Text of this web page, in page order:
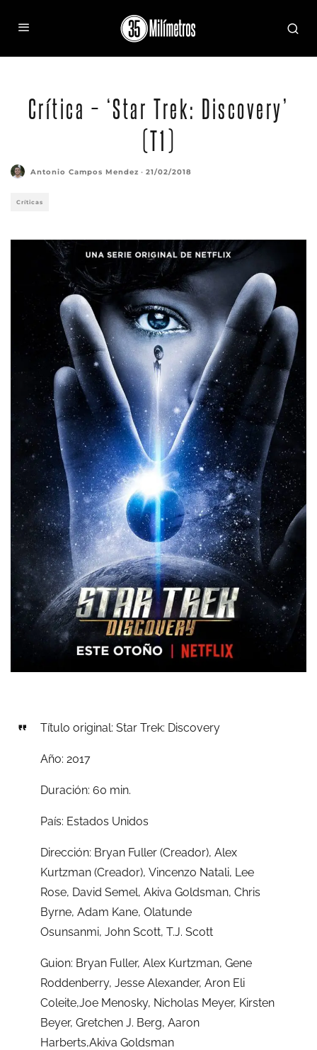
Crítica – ‘Star Trek: Discovery’
(T1)
Antonio Campos Mendez · 21/02/2018
Críticas
Título original: Star Trek: Discovery
Año: 2017
Duración: 60 min.
País: Estados Unidos
Dirección: Bryan Fuller (Creador), Alex
Kurtzman (Creador), Vincenzo Natali, Lee
Rose, David Semel, Akiva Goldsman, Chris
Byrne, Adam Kane, Olatunde
Osunsanmi, John Scott, T.J. Scott
Guion: Bryan Fuller, Alex Kurtzman, Gene
Roddenberry, Jesse Alexander, Aron Eli
Coleite,Joe Menosky, Nicholas Meyer, Kirsten
Beyer, Gretchen J. Berg, Aaron
Harberts,Akiva Goldsman